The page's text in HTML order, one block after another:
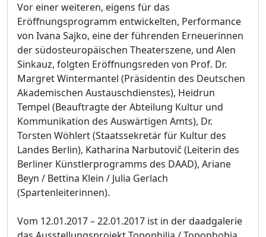
Vor einer weiteren, eigens für das
Eröffnungsprogramm entwickelten, Performance
von Ivana Sajko, eine der führenden Erneuerinnen
der südosteuropäischen Theaterszene, und Alen
Sinkauz, folgten Eröffnungsreden von Prof. Dr.
Margret Wintermantel (Präsidentin des Deutschen
Akademischen Austauschdienstes), Heidrun
Tempel (Beauftragte der Abteilung Kultur und
Kommunikation des Auswärtigen Amts), Dr.
Torsten Wöhlert (Staatssekretär für Kultur des
Landes Berlin), Katharina Narbutovič (Leiterin des
Berliner Künstlerprogramms des DAAD), Ariane
Beyn / Bettina Klein / Julia Gerlach
(Spartenleiterinnen).
Vom 12.01.2017 – 22.01.2017 ist in der daadgalerie